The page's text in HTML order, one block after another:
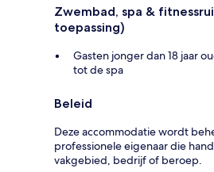
Zwembad, spa &
toepassing)
Gasten jonger dan 18 jaar
tot de spa
Beleid
Deze accommodatie wordt
professionele eigenaar die
vakgebied, bedrijf of beroep.